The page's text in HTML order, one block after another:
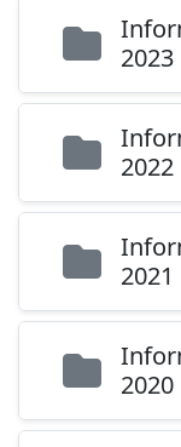
2023
2022
2021
2020